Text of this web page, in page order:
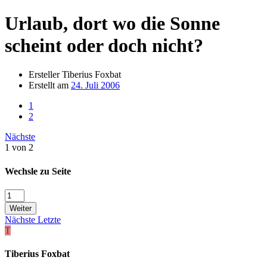
Urlaub, dort wo die Sonne
scheint oder doch nicht?
Ersteller Tiberius Foxbat
Erstellt am 24. Juli 2006
1
2
Nächste
1 von 2
Wechsle zu Seite
Weiter
Nächste Letzte
T
Tiberius Foxbat